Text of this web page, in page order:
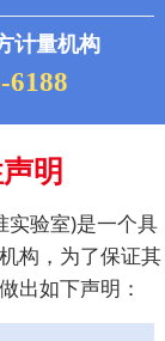
计量机构
6188
明
实验室)是一个具
构，为了保证其
出如下声明：